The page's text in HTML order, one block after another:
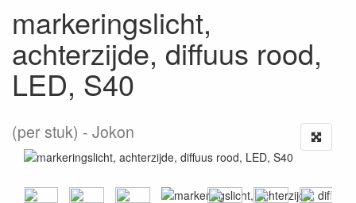
markeringslicht,
achterzijde, diffuus rood,
LED, S40
(per stuk) Jokon